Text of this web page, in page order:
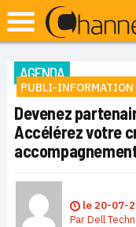
AGENDA
PUBLI-INFORMATION
Devenez
Accélérez votre
le 20-07-
ParDell